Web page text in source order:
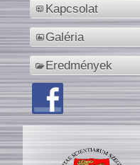
Kapcsolat
Galéria
Eredmények